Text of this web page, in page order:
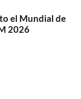
el Mundial de
2026